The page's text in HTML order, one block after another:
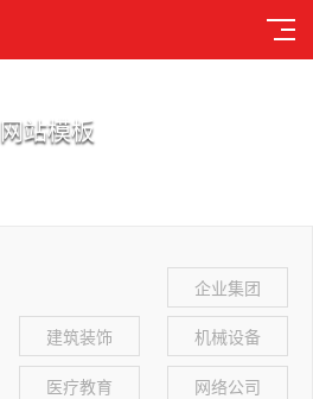
网站模板
企业集团
建筑装饰 机械设备
医疗教育 网络公司